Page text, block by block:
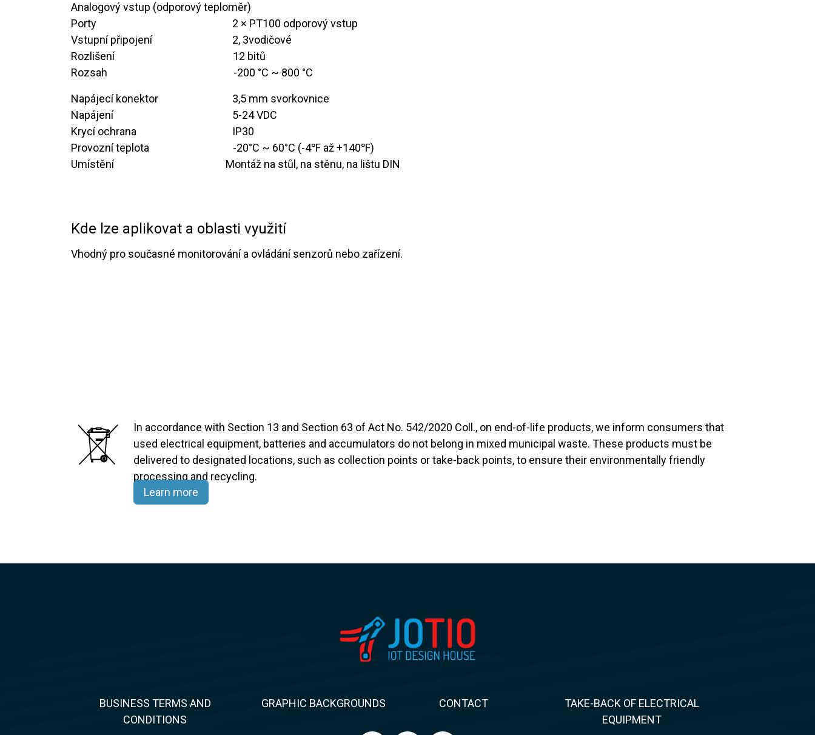
Analogový vstup (odporový teploměr)
Porty
​2 × PT100 odporový vstup
Vstupní připojení
​2, 3vodičové
Rozlišení
​12 bitů
Rozsah
​-200 °C ~ 800 °C
Napájecí konektor
​3,5 mm svorkovnice
Napájení
​5-24 VDC
Krycí ochrana
​IP30
Provozní teplota
​-20°C ~ 60°C (-4℉ až +140℉)
Umístění ​ ​ ​ ​ ​ ​ ​​ ​ ​ ​ ​ ​ ​ ​ ​ ​ ​ ​ ​ ​ ​ ​ ​ ​ ​
​​Montáž na stůl, na stěnu, na lištu DIN
​Kde lze aplikovat a oblasti využití
Vhodný pro současné monitorování a ovládání senzorů nebo zařízení.
In accordance with Section 13 and Section 63 of Act No. 542/2020 Coll., on end-of-life products, we inform consumers that
used electrical equipment, batteries and accumulators do not belong in mixed municipal waste. These products must be
delivered to designated locations, such as collection points or take-back points, to ensure their environmentally friendly
processing and recycling.​
Learn more
BUSINESS TERMS AND
CONDITIONS
GRAPHIC BACKGROUNDS CONTACT
TAKE-BACK OF ELECTRICAL
EQUIPMENT